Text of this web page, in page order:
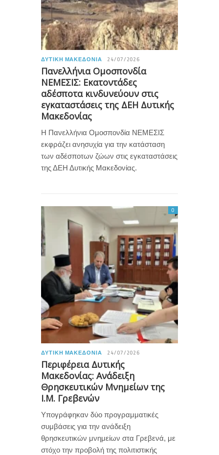
ΔΥΤΙΚΉ ΜΑΚΕΔΟΝΊΑ 24/07/2026
Πανελλήνια Ομοσπονδία
ΝΕΜΕΣΙΣ: Εκατοντάδες
αδέσποτα κινδυνεύουν στις
εγκαταστάσεις της ΔΕΗ Δυτικής
Μακεδονίας
Η Πανελλήνια Ομοσπονδία ΝΕΜΕΣΙΣ
εκφράζει ανησυχία για την κατάσταση
των αδέσποτων ζώων στις εγκαταστάσεις
της ΔΕΗ Δυτικής Μακεδονίας.
ΔΥΤΙΚΉ ΜΑΚΕΔΟΝΊΑ 24/07/2026
Περιφέρεια Δυτικής
Μακεδονίας: Ανάδειξη
Θρησκευτικών Μνημείων της
Ι.Μ. Γρεβενών
0
Υπογράφηκαν δύο προγραμματικές
συμβάσεις για την ανάδειξη
θρησκευτικών μνημείων στα Γρεβενά, με
στόχο την προβολή της πολιτιστικής